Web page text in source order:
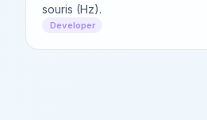
souris (Hz).
Developer